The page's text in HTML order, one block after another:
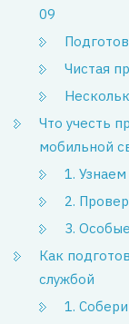
09
Чистая
Что учесть
мобильной
1.
2.
3.
Как
службой
1.